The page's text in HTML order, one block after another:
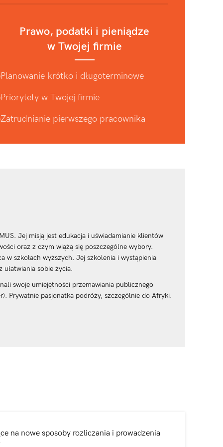
Prawo, podatki i pieniądze
w Twojej firmie
Planowanie krótko i długoterminowe
Priorytety w Twojej firmie
Zatrudnianie pierwszego pracownika
Jej misją jest edukacja i uświadamianie klientów
oraz z czym wiążą się poszczególne wybory.
w szkołach wyższych. Jej szkolenia i wystąpienia
sobie życia.
swoje umiejętności przemawiania publicznego
Prywatnie pasjonatka podróży, szczególnie do Afryki.
na nowe sposoby rozliczania i prowadzenia